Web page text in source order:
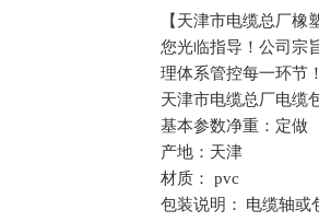
【天津市电缆总厂
您光临指导！公司宗
理体系管控每一环节
天津市电缆总厂电缆
基本参数净重：定做
产地：天津
材质：
pvc
包装说明：
电缆轴或